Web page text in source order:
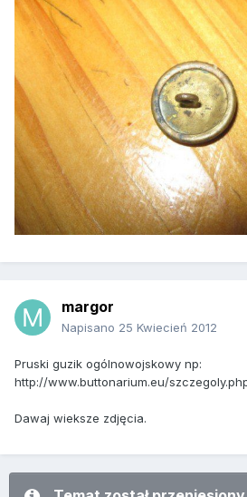
margor
Napisano 25 Kwiecień 2012
Pruski guzik ogólnowojskowy np:
http://www.buttonarium.eu/
Dawaj wieksze zdjęcia.